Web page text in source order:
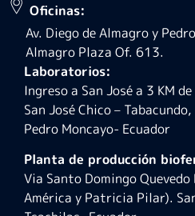
Oficinas:
Av. Diego de Almagro y
Almagro Plaza Of. 613.
Laboratorios:
Ingreso a San José a 3 KM de
San José Chico – Tabacundo,
Pedro Moncayo- Ecuador
Planta de producción
Via Santo Domingo
América y Patricia Pilar).